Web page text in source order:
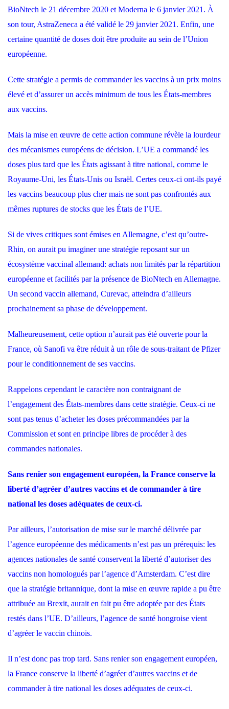
BioNtech le 21 décembre 2020 et Moderna le 6 janvier 2021. À
son tour, AstraZeneca a été validé le 29 janvier 2021. Enfin, une
certaine quantité de doses doit être produite au sein de l’Union
européenne.
Cette stratégie a permis de commander les vaccins à un prix moins
élevé et d’assurer un accès minimum de tous les États-membres
aux vaccins.
Mais la mise en œuvre de cette action commune révèle la lourdeur
des mécanismes européens de décision. L’UE a commandé les
doses plus tard que les États agissant à titre national, comme le
Royaume-Uni, les États-Unis ou Israël. Certes ceux-ci ont-ils payé
les vaccins beaucoup plus cher mais ne sont pas confrontés aux
mêmes ruptures de stocks que les États de l’UE.
Si de vives critiques sont émises en Allemagne, c’est qu’outre-
Rhin, on aurait pu imaginer une stratégie reposant sur un
écosystème vaccinal allemand: achats non limités par la répartition
européenne et facilités par la présence de BioNtech en Allemagne.
Un second vaccin allemand, Curevac, atteindra d’ailleurs
prochainement sa phase de développement.
Malheureusement, cette option n’aurait pas été ouverte pour la
France, où Sanofi va être réduit à un rôle de sous-traitant de Pfizer
pour le conditionnement de ses vaccins.
Rappelons cependant le caractère non contraignant de
l’engagement des États-membres dans cette stratégie. Ceux-ci ne
sont pas tenus d’acheter les doses précommandées par la
Commission et sont en principe libres de procéder à des
commandes nationales.
Sans renier son engagement européen, la France conserve la
liberté d’agréer d’autres vaccins et de commander à tire
national les doses adéquates de ceux-ci.
Par ailleurs, l’autorisation de mise sur le marché délivrée par
l’agence européenne des médicaments n’est pas un prérequis: les
agences nationales de santé conservent la liberté d’autoriser des
vaccins non homologués par l’agence d’Amsterdam. C’est dire
que la stratégie britannique, dont la mise en œuvre rapide a pu être
attribuée au Brexit, aurait en fait pu être adoptée par des États
restés dans l’UE. D’ailleurs, l’agence de santé hongroise vient
d’agréer le vaccin chinois.
Il n’est donc pas trop tard. Sans renier son engagement européen,
la France conserve la liberté d’agréer d’autres vaccins et de
commander à tire national les doses adéquates de ceux-ci.